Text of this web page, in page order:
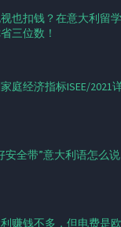
也扣钱？在意大利留
三位数！
庭经济指标ISEE/2021
安全带”意大利语怎么说
赚钱不多，但电费是